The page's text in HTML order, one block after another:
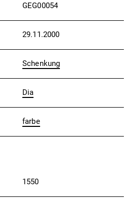
GEG00054
29.11.2000
Schenkung
Dia
farbe
1550